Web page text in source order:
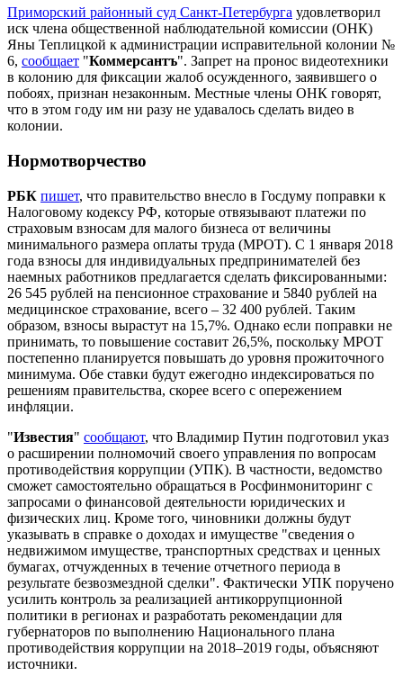
Приморский районный суд Санкт-Петербурга удовлетворил
иск члена общественной наблюдательной комиссии (ОНК)
Яны Теплицкой к администрации исправительной колонии №
6, сообщает "Коммерсантъ". Запрет на пронос видеотехники
в колонию для фиксации жалоб осужденного, заявившего о
побоях, признан незаконным. Местные члены ОНК говорят,
что в этом году им ни разу не удавалось сделать видео в
колонии.
Нормотворчество
РБК пишет, что правительство внесло в Госдуму поправки к
Налоговому кодексу РФ, которые отвязывают платежи по
страховым взносам для малого бизнеса от величины
минимального размера оплаты труда (МРОТ). С 1 января 2018
года взносы для индивидуальных предпринимателей без
наемных работников предлагается сделать фиксированными:
26 545 рублей на пенсионное страхование и 5840 рублей на
медицинское страхование, всего – 32 400 рублей. Таким
образом, взносы вырастут на 15,7%. Однако если поправки не
принимать, то повышение составит 26,5%, поскольку МРОТ
постепенно планируется повышать до уровня прожиточного
минимума. Обе ставки будут ежегодно индексироваться по
решениям правительства, скорее всего с опережением
инфляции.
"Известия" сообщают, что Владимир Путин подготовил указ
о расширении полномочий своего управления по вопросам
противодействия коррупции (УПК). В частности, ведомство
сможет самостоятельно обращаться в Росфинмониторинг с
запросами о финансовой деятельности юридических и
физических лиц. Кроме того, чиновники должны будут
указывать в справке о доходах и имуществе "сведения о
недвижимом имуществе, транспортных средствах и ценных
бумагах, отчужденных в течение отчетного периода в
результате безвозмездной сделки". Фактически УПК поручено
усилить контроль за реализацией антикоррупционной
политики в регионах и разработать рекомендации для
губернаторов по выполнению Национального плана
противодействия коррупции на 2018–2019 годы, объясняют
источники.